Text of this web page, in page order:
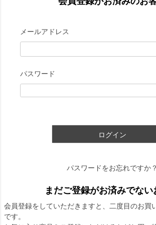
メールアドレス
パスワード
ログイン
パスワードをお忘れですか？
まだご登録がお済みでない
会員登録をしていただきますと、二度目のお買
です。